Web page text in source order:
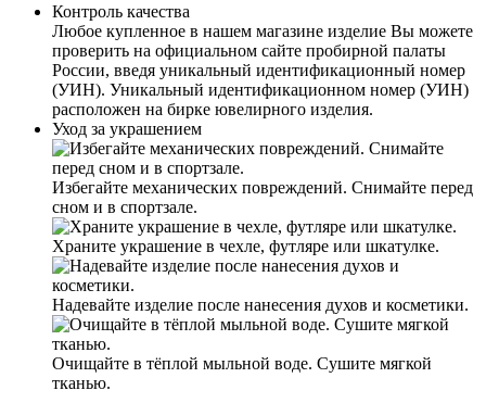
Контроль качества
Любое купленное в нашем магазине изделие Вы можете
проверить на официальном сайте пробирной палаты
России, введя уникальный идентификационный номер
(УИН). Уникальный идентификационном номер (УИН)
расположен на бирке ювелирного изделия.
Уход за украшением
Избегайте механических повреждений. Снимайте перед
сном и в спортзале.
Храните украшение в чехле, футляре или шкатулке.
Надевайте изделие после нанесения духов и косметики.
Очищайте в тёплой мыльной воде. Сушите мягкой
тканью.